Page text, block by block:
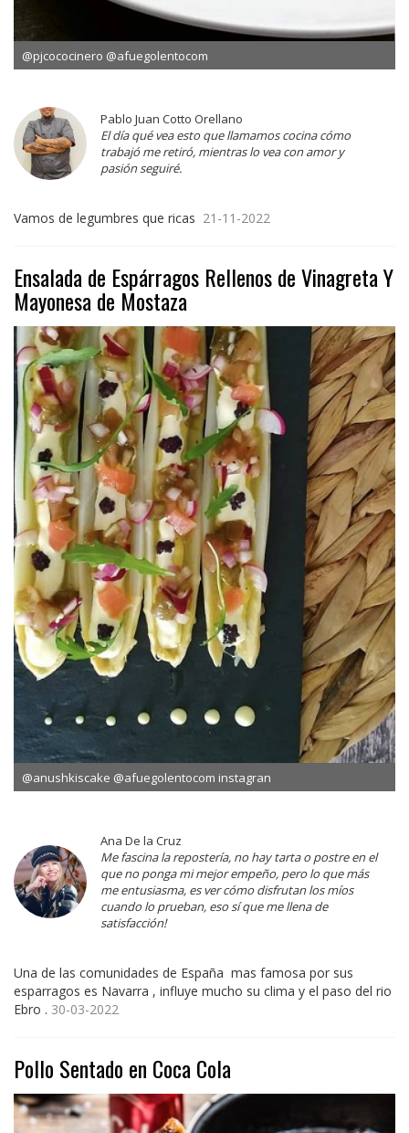
@pjcococinero @afuegolentocom
Pablo Juan Cotto Orellano
El día qué vea esto que llamamos cocina cómo
trabajó me retiró, mientras lo vea con amor y
pasión seguiré.
Vamos de legumbres que ricas 21-11-2022
Ensalada de Espárragos Rellenos de Vinagreta Y
Mayonesa de Mostaza
@anushkiscake @afuegolentocom instagran
Ana De la Cruz
Me fascina la repostería, no hay tarta o postre en el
que no ponga mi mejor empeño, pero lo que más
me entusiasma, es ver cómo disfrutan los míos
cuando lo prueban, eso sí que me llena de
satisfacción!
Una de las comunidades de España mas famosa por sus
esparragos es Navarra , influye mucho su clima y el paso del rio
Ebro . 30-03-2022
Pollo Sentado en Coca Cola